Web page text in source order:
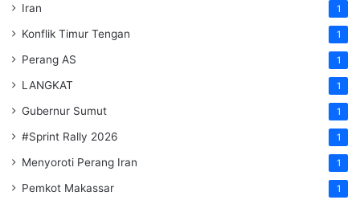
Iran 1
Konflik Timur Tengan 1
Perang AS 1
LANGKAT 1
Gubernur Sumut 1
#Sprint Rally 2026 1
Menyoroti Perang Iran 1
Pemkot Makassar 1